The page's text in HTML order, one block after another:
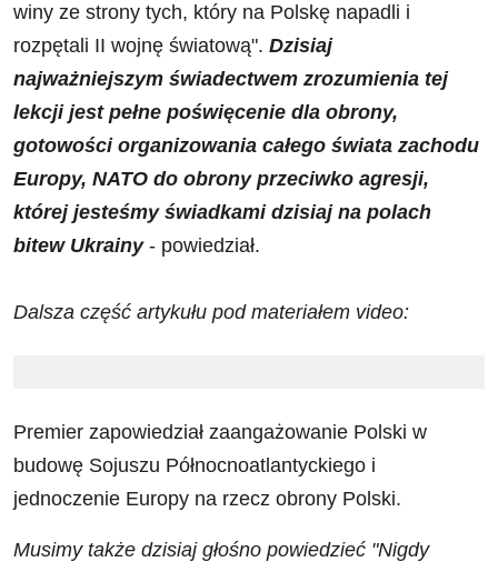
winy ze strony tych, który na Polskę napadli i
rozpętali II wojnę światową". Dzisiaj
najważniejszym świadectwem zrozumienia tej
lekcji jest pełne poświęcenie dla obrony,
gotowości organizowania całego świata zachodu
Europy, NATO do obrony przeciwko agresji,
której jesteśmy świadkami dzisiaj na polach
bitew Ukrainy - powiedział.
Dalsza część artykułu pod materiałem video:
Premier zapowiedział zaangażowanie Polski w
budowę Sojuszu Północnoatlantyckiego i
jednoczenie Europy na rzecz obrony Polski.
Musimy także dzisiaj głośno powiedzieć "Nigdy